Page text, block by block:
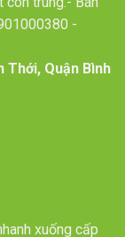
-
Thới, Quận Bình
xuống cấp